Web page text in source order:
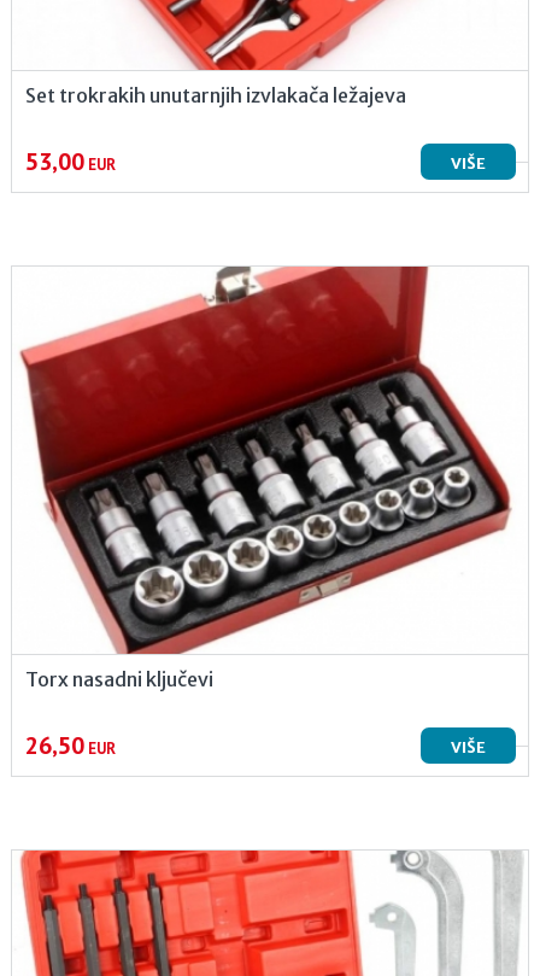
Set trokrakih unutarnjih izvlakača ležajeva
53,00EUR VIŠE
Torx nasadni ključevi
26,50EUR VIŠE